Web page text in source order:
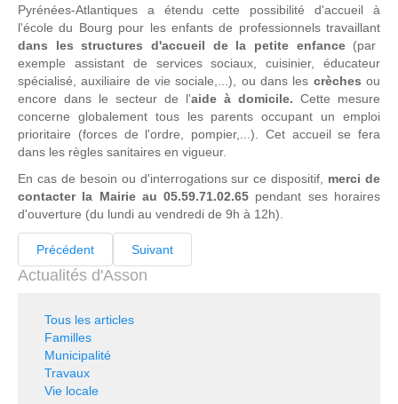
Pyrénées-Atlantiques a étendu cette possibilité d'accueil à
l'école du Bourg pour les enfants de professionnels travaillant
dans les structures d'accueil de la petite enfance (par
exemple assistant de services sociaux, cuisinier, éducateur
spécialisé, auxiliaire de vie sociale,...), ou dans les crèches ou
encore dans le secteur de l'aide à domicile. Cette mesure
concerne globalement tous les parents occupant un emploi
prioritaire (forces de l'ordre, pompier,...). Cet accueil se fera
dans les règles sanitaires en vigueur.
En cas de besoin ou d'interrogations sur ce dispositif, merci de
contacter la Mairie au 05.59.71.02.65 pendant ses horaires
d'ouverture (du lundi au vendredi de 9h à 12h).
Précédent Suivant
Actualités d'Asson
Tous les articles
Familles
Municipalité
Travaux
Vie locale